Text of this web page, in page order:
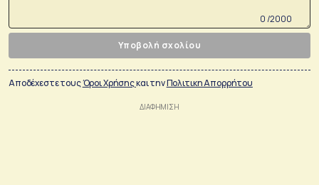
0 /2000
Υποβολή σχολίου
Αποδέχεστε τουςΌροι Χρήσηςκαι τηνΠολιτικη Απορρήτου